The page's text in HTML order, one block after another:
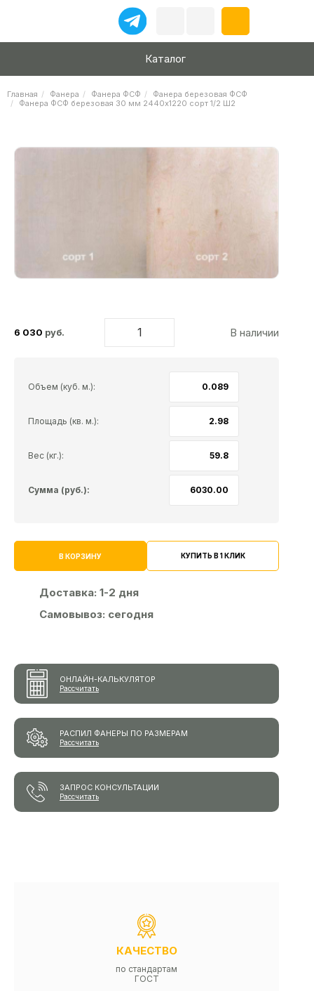
Каталог
Главная Фанера Фанера ФСФ
Фанера березовая ФСФ
Фанера ФСФ березовая 30 мм 2440х1220 сорт 1/2 Ш2
6 030 руб. В наличии
Объем (куб. м.):
Площадь (кв. м.):
Вес (кг.):
Сумма (руб.):
В КОРЗИНУ КУПИТЬ В 1 КЛИК
Доставка: 1-2 дня
Самовывоз: сегодня
ОНЛАЙН-КАЛЬКУЛЯТОР
Рассчитать
РАСПИЛ ФАНЕРЫ ПО РАЗМЕРАМ
Рассчитать
ЗАПРОС КОНСУЛЬТАЦИИ
Рассчитать
КАЧЕСТВО
по стандартам
ГОСТ